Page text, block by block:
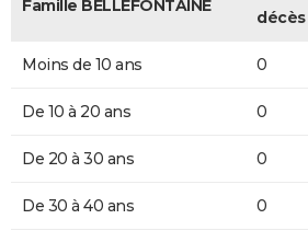
Famille BELLEFONTAINE
décès
Moins de 10 ans 0
De 10 à 20 ans 0
De 20 à 30 ans 0
De 30 à 40 ans 0